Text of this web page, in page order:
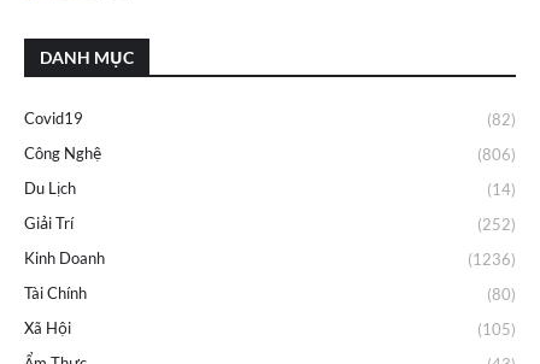
DANH MỤC
Covid19
(82)
Công Nghệ
(806)
Du Lịch
(14)
Giải Trí
(252)
Kinh Doanh
(1236)
Tài Chính
(80)
Xã Hội
(105)